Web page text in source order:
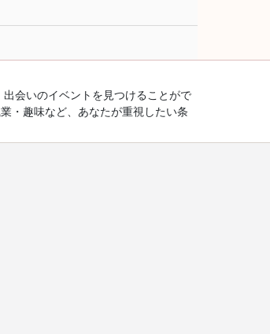
会いのイベントを見つけることがで
・趣味など、あなたが重視したい条